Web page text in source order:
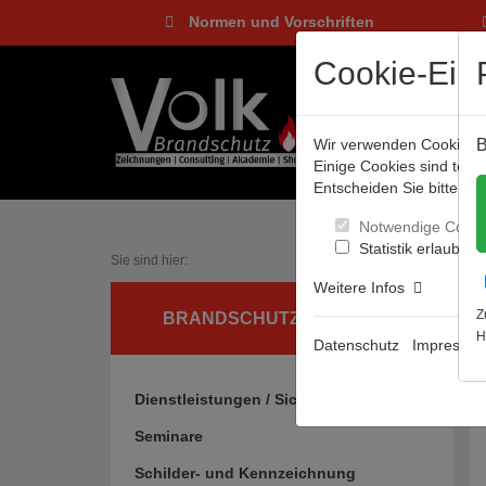
Normen und Vorschriften
Sie sind hier:
BRANDSCHUTZ UND MEHR
Dienstleistungen / Sicherheitsgrafiken
Seminare
Schilder- und Kennzeichnung
Cookie-
Wir verwenden Cookies,
Einige Cookies sind
Entscheiden Sie bitte
Notwendige
Statistik erlauben
Weitere Infos
Datenschutz